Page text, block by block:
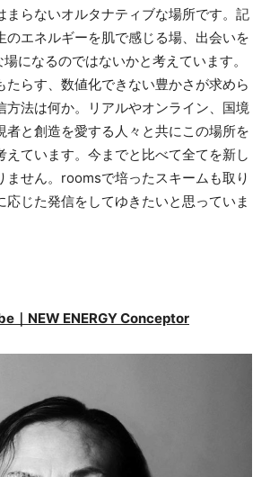
まらないオルタナティブな場所です。記
のエネルギーを肌で感じる場、出会いを
になるのではないかと考えています。
たらす、数値化できない豊かさが求めら
方法は何か。リアルやオンライン、国境
者と創造を愛する人々と共にこの場所を
えています。今までと比べて全てを新し
ません。roomsで培ったスキームも取り
応じた発信をしてゆきたいと思っていま
｜NEW ENERGY Conceptor